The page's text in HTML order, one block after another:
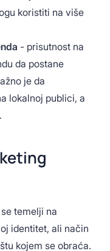
koristiti na više
- prisutnost na
da postane
je da
lokalnoj publici, a
temelji na
identitet, ali način
kojem se obraća.